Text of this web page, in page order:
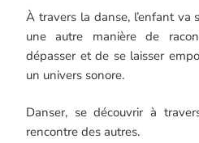
À travers la danse, l’enfant va
une autre manière de
dépasser et de se laisser
un univers sonore.
Danser, se découvrir à
rencontre des autres.